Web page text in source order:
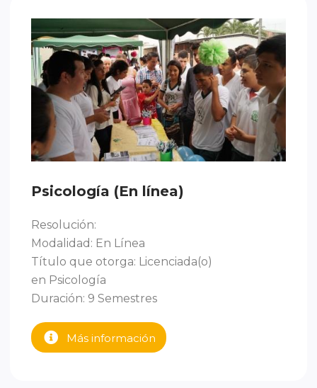
Psicología (En línea)
Resolución:
Modalidad: En Línea
Título que otorga: Licenciada(o)
en Psicología
Duración: 9 Semestres
Más información